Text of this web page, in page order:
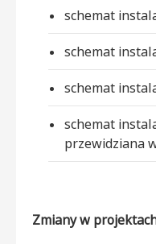
schemat
schemat
schemat
schemat
przewidziana
Zmiany w